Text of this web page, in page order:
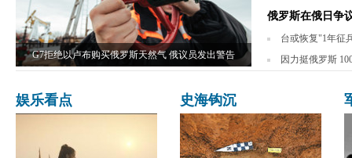
G7拒绝以卢布购买俄罗斯天然气 俄议员发出警告
俄罗斯在俄日争
台或恢复"1年征
因力挺俄罗斯
娱乐看点 史海钩沉